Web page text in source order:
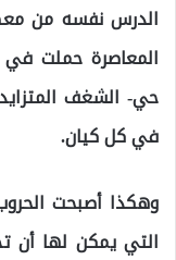
الدرس نفسه من
المعاصرة حملت
حي- الشغف
في كل كيان.
وهكذا أصبحت
التي يمكن لها أن